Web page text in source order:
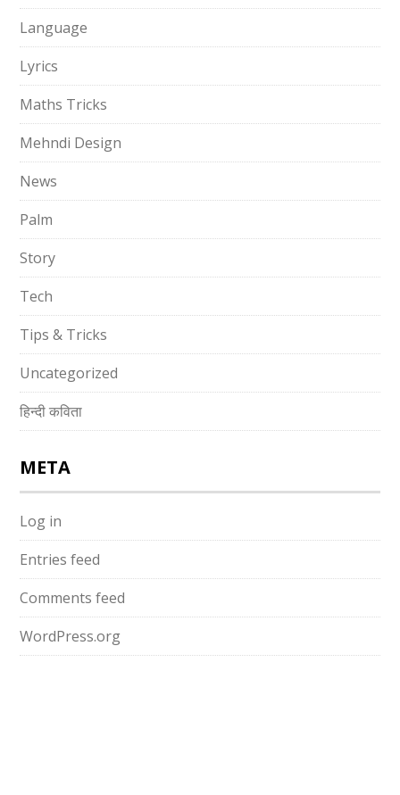
Language
Lyrics
Maths Tricks
Mehndi Design
News
Palm
Story
Tech
Tips & Tricks
Uncategorized
हिन्दी कविता
META
Log in
Entries feed
Comments feed
WordPress.org